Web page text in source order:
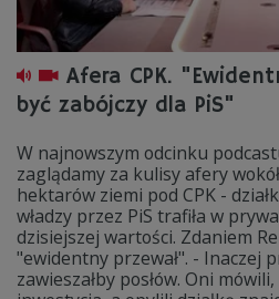
Afera CPK.
być zabójczy dla PiS"
W najnowszym odcinku
zaglądamy za kulisy afery
hektarów ziemi pod CPK -
władzy przez PiS trafiła w
dzisiejszej wartości. Zdaniem
"ewidentny przewał". - Inaczej
zawieszałby posłów. Oni